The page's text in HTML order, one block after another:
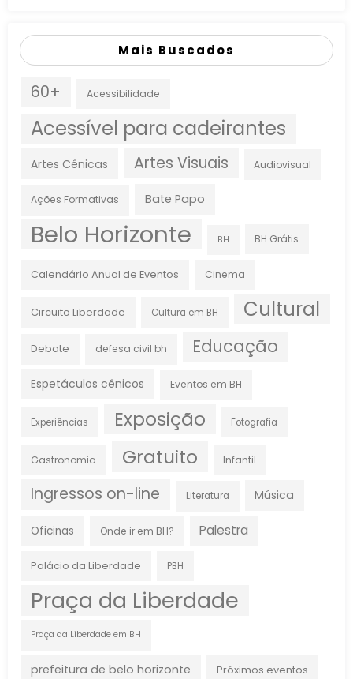
Mais Buscados
60+ Acessibilidade
Acessível para cadeirantes
Artes Cênicas Artes Visuais Audiovisual
Ações Formativas Bate Papo
Belo Horizonte BH BH Grátis
Calendário Anual de Eventos Cinema
Circuito Liberdade Cultura em BH Cultural
Debate defesa civil bh Educação
Espetáculos cênicos Eventos em BH
Experiências Exposição Fotografia
Gastronomia Gratuito Infantil
Ingressos on-line Literatura Música
Oficinas Onde ir em BH? Palestra
Palácio da Liberdade PBH
Praça da Liberdade
Praça da Liberdade em BH
prefeitura de belo horizonte Próximos eventos